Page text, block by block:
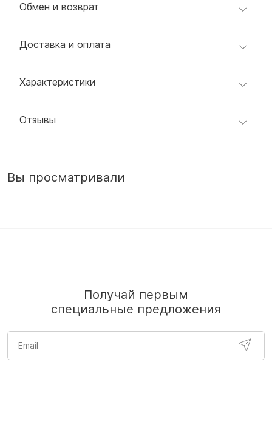
Обмен и возврат
Доставка и оплата
Характеристики
Отзывы
Вы просматривали
Получай первым
специальные предложения